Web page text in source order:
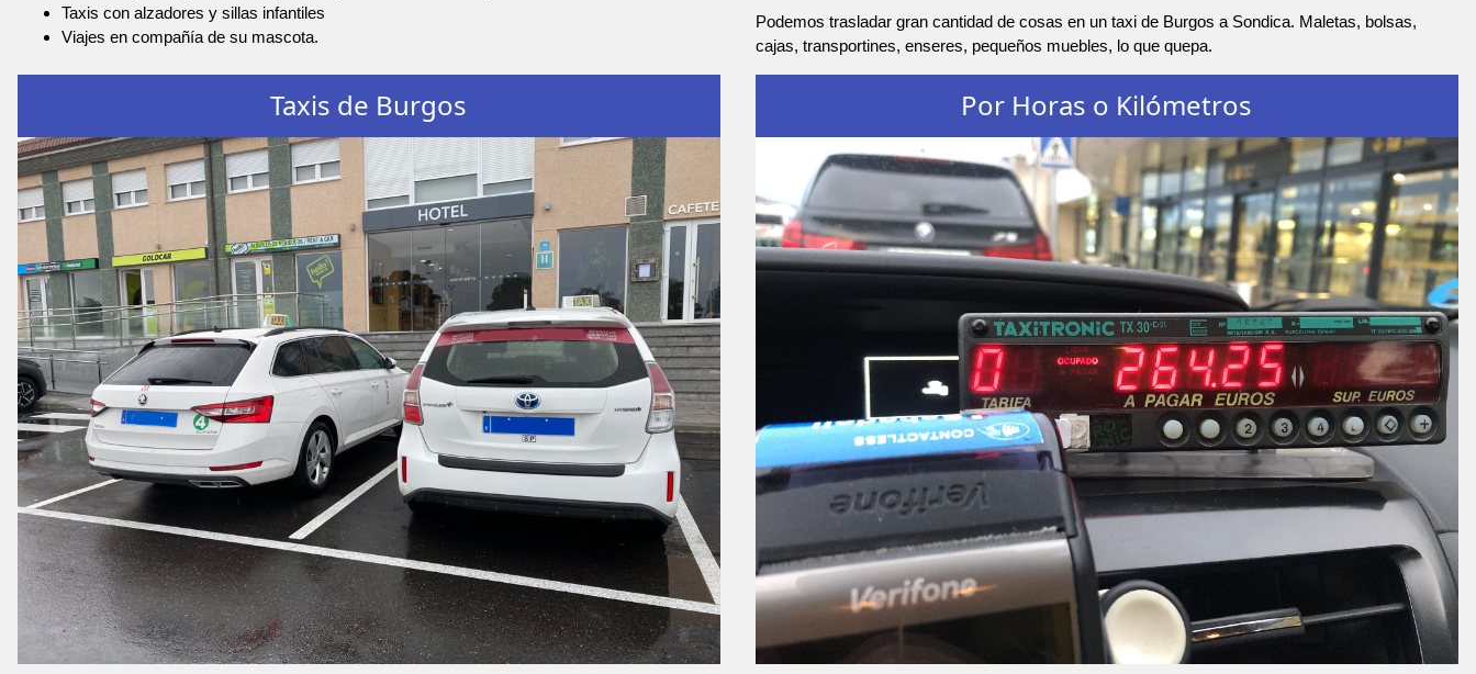
Taxis con alzadores y sillas infantiles
Viajes en compañía de su mascota.
Podemos trasladar gran cantidad de cosas en un taxi de Burgos a Sondica. Maletas, bolsas,
cajas, transportines, enseres, pequeños muebles, lo que quepa.
Taxis de Burgos Por Horas o Kilómetros